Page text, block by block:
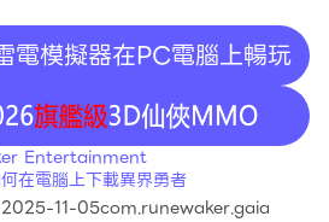
電模擬器在PC電腦上暢玩
Entertainment
在電腦上下載異界勇者
2025-11-05com.runewaker.gaia